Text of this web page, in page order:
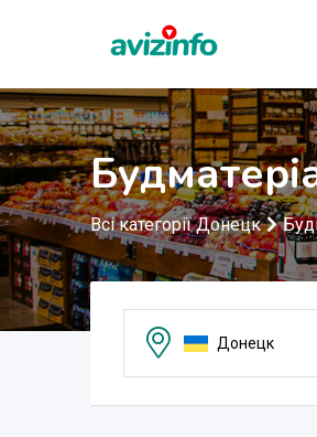
Всі категорії Донецк
Донецк